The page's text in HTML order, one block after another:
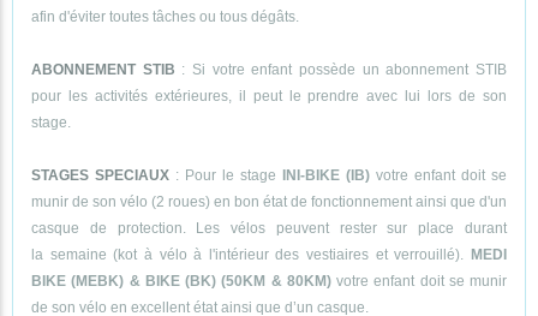
afin d'éviter toutes tâches ou tous dégâts.
ABONNEMENT STIB : Si votre enfant possède un abonnement STIB
pour les activités extérieures, il peut le prendre avec lui lors de son
stage.
STAGES SPECIAUX : Pour le stage INI-BIKE (IB) votre enfant doit se
munir de son vélo (2 roues) en bon état de fonctionnement ainsi que d'un
casque de protection. Les vélos peuvent rester sur place durant
la semaine (kot à vélo à l'intérieur des vestiaires et verrouillé). MEDI
BIKE (MEBK) & BIKE (BK) (50KM & 80KM) votre enfant doit se munir
de son vélo en excellent état ainsi que d’un casque.